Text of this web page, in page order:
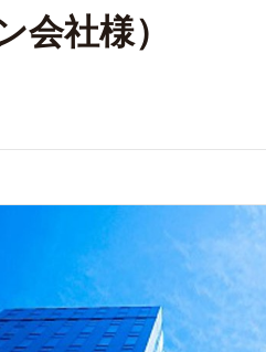
会社様）